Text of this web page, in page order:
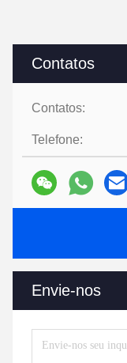
Contatos
Contatos:
Telefone:
Envie-nos